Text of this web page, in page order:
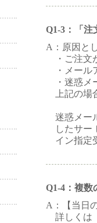
Q1-3：「注
A：原因と
・ご注
・メー
・迷惑
上記の
迷惑メー
したサー
イン指定
Q1-4：複数
A：【当日
詳しくは